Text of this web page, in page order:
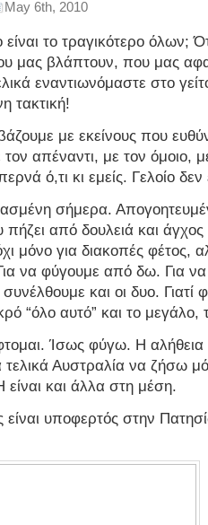
May 6th, 2010
είναι το τραγικότερο όλων;
μας βλάπτουν, που μας
εναντιωνόμαστε στο
τακτική!
με εκείνους που
απέναντι, με τον όμοιο,
ό,τι κι εμείς. Γελοίο δεν
σήμερα.
από δουλειά και
μόνο για διακοπές φέτος,
να φύγουμε από δω. Για
και οι δυο. Γιατί
“όλο αυτό” και το μεγάλο,
Ίσως φύγω. Η αλήθεια
Αυστραλία να ζήσω
και άλλα στη μέση.
υποφερτός στην